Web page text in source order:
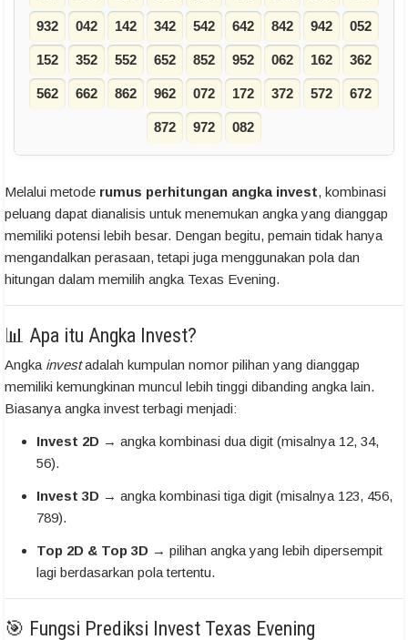
932 042 142 342 542 642 842 942 052
152 352 552 652 852 952 062 162 362
562 662 862 962 072 172 372 572 672
872 972 082
Melalui metode rumus perhitungan angka invest, kombinasi
peluang dapat dianalisis untuk menemukan angka yang dianggap
memiliki potensi lebih besar. Dengan begitu, pemain tidak hanya
mengandalkan perasaan, tetapi juga menggunakan pola dan
hitungan dalam memilih angka Texas Evening.
📊 Apa itu Angka Invest?
Angka investadalah kumpulan nomor pilihan yang dianggap
memiliki kemungkinan muncul lebih tinggi dibanding angka lain.
Biasanya angka invest terbagi menjadi:
Invest 2D → angka kombinasi dua digit (misalnya 12, 34,
56).
Invest 3D → angka kombinasi tiga digit (misalnya 123, 456,
789).
Top 2D & Top 3D → pilihan angka yang lebih dipersempit
lagi berdasarkan pola tertentu.
🎯 Fungsi Prediksi Invest Texas Evening